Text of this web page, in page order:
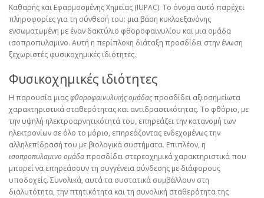
Καθαρής και Εφαρμοσμένης Χημείας (IUPAC). Το όνομα αυτό παρέχει
πληροφορίες για τη σύνθεσή του: μια βάση κυκλοεξανόνης
ενσωματωμένη με έναν δακτύλιο φθοροφαινυλίου και μια ομάδα
ισοπροπυλαμινο. Αυτή η περίπλοκη διάταξη προσδίδει στην ένωση
ξεχωριστές φυσικοχημικές ιδιότητες.
Φυσικοχημικές ιδιότητες
Η παρουσία μιαςφθοροφαινυλικής ομάδαςπροσδίδει αξιοσημείωτα
χαρακτηριστικά σταθερότητας και αντιδραστικότητας. Το φθόριο, με
την υψηλή ηλεκτροαρνητικότητά του, επηρεάζει την κατανομή των
ηλεκτρονίων σε όλο το μόριο, επηρεάζοντας ενδεχομένως την
αλληλεπίδρασή του με βιολογικά συστήματα. Επιπλέον, η
ισοπροπυλαμινο ομάδαπροσδίδει στερεοχημικά χαρακτηριστικά που
μπορεί να επηρεάσουν τη συγγένεια σύνδεσης με διάφορους
υποδοχείς. Συνολικά, αυτά τα συστατικά συμβάλλουν στη
διαλυτότητα, την πτητικότητα και τη συνολική σταθερότητα της